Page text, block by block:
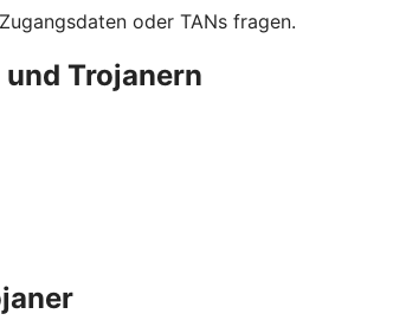
oder TANs fragen.
Trojanern